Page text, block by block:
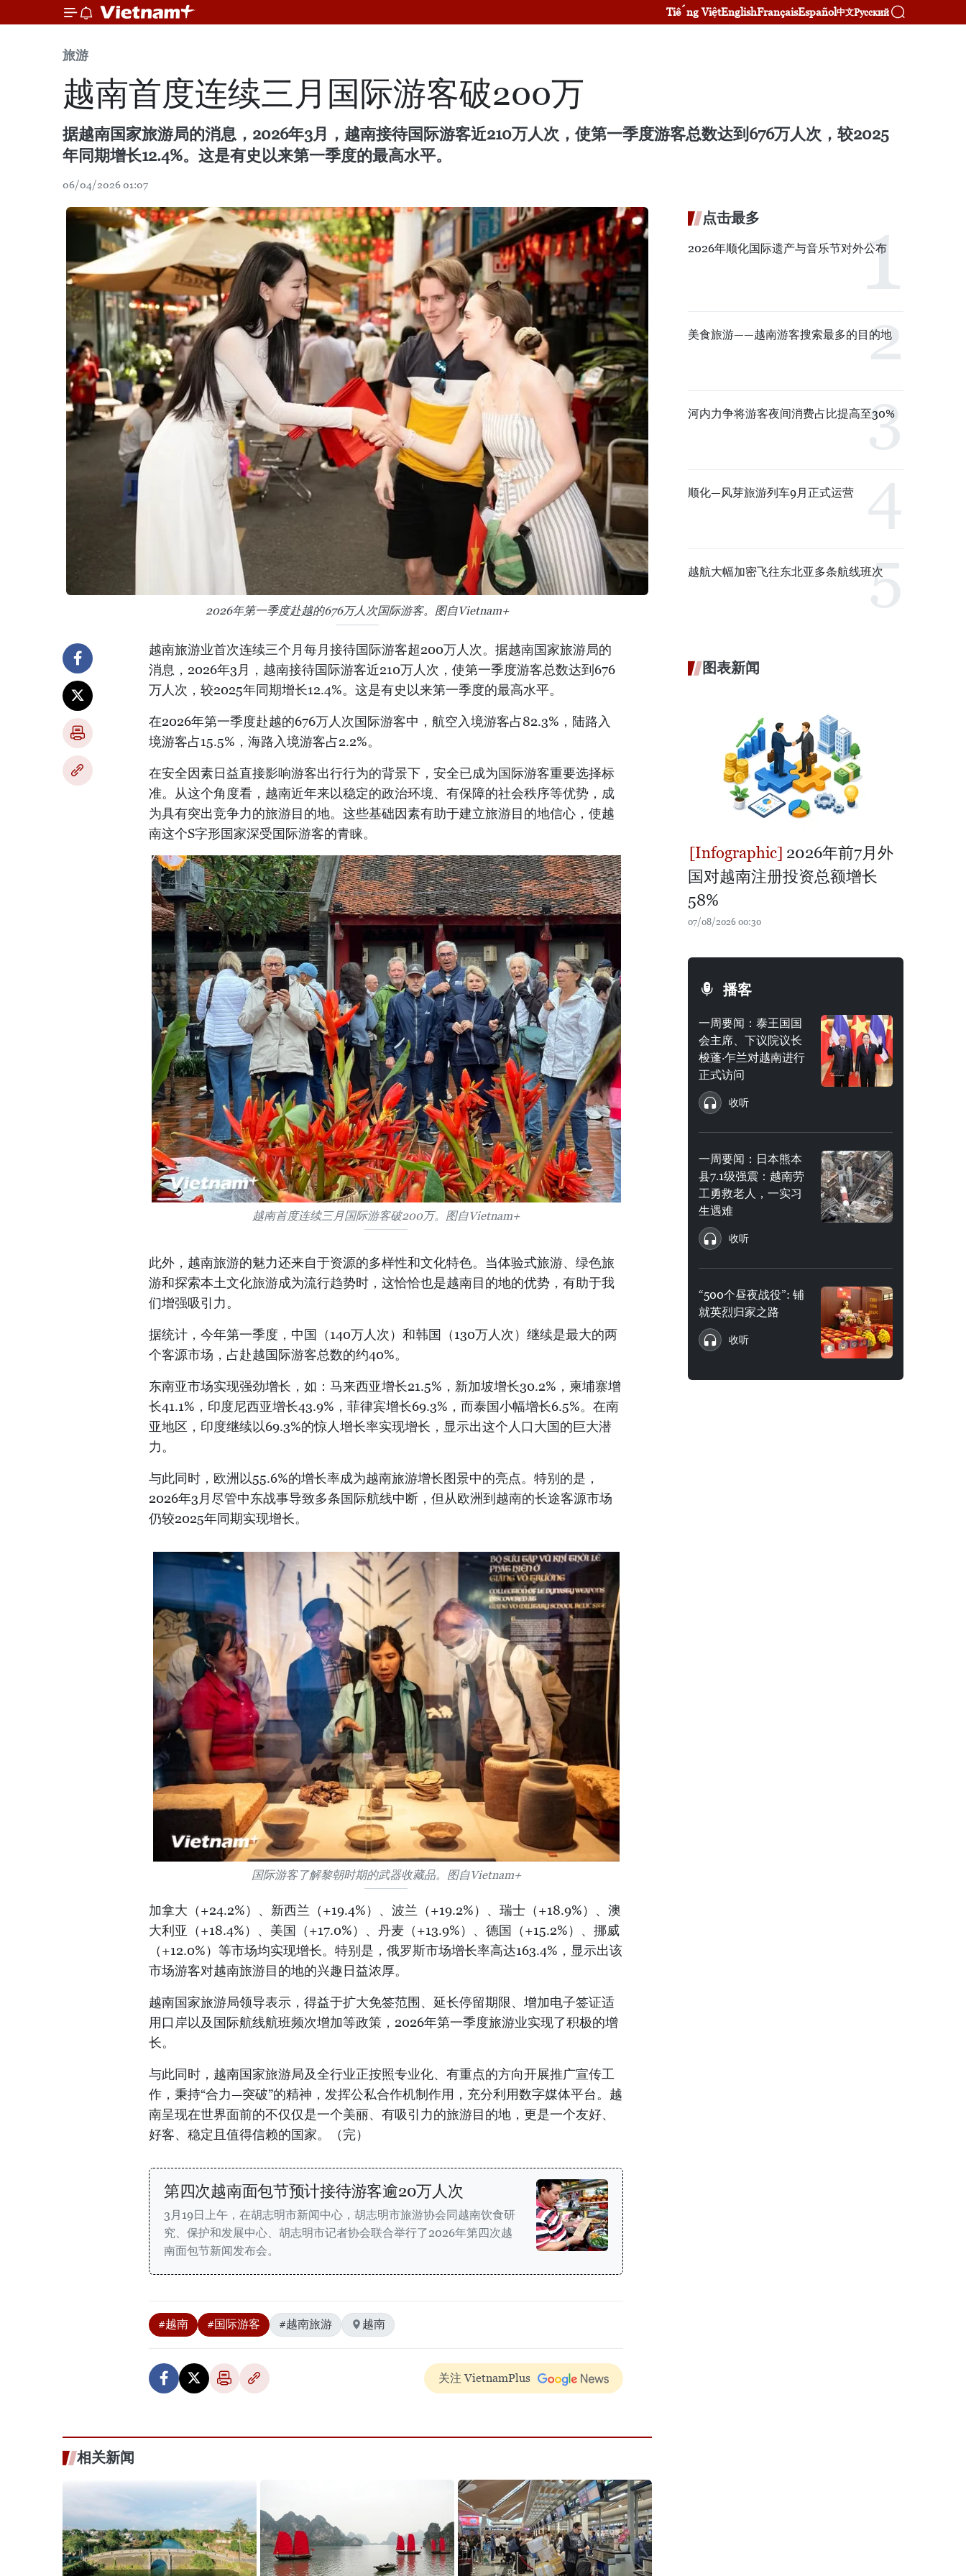
Tiếng ViệtEnglishFrançaisEspañol中文Русский
旅游
越南首度连续三月国际游客破200万
据越南国家旅游局的消息，2026年3月，越南接待国际游客近210万人次，使第一季度游客总数达到676万人次，较2025
年同期增长12.4%。这是有史以来第一季度的最高水平。
06/04/2026 01:07
2026年第一季度赴越的676万人次国际游客。图自Vietnam+
越南旅游业首次连续三个月每月接待国际游客超200万人次。据越南国家旅游局的
消息，2026年3月，越南接待国际游客近210万人次，使第一季度游客总数达到676
万人次，较2025年同期增长12.4%。这是有史以来第一季度的最高水平。
在2026年第一季度赴越的676万人次国际游客中，航空入境游客占82.3%，陆路入
境游客占15.5%，海路入境游客占2.2%。
在安全因素日益直接影响游客出行行为的背景下，安全已成为国际游客重要选择标
准。从这个角度看，越南近年来以稳定的政治环境、有保障的社会秩序等优势，成
为具有突出竞争力的旅游目的地。这些基础因素有助于建立旅游目的地信心，使越
南这个S字形国家深受国际游客的青睐。
越南首度连续三月国际游客破200万。图自Vietnam+
此外，越南旅游的魅力还来自于资源的多样性和文化特色。当体验式旅游、绿色旅
游和探索本土文化旅游成为流行趋势时，这恰恰也是越南目的地的优势，有助于我
们增强吸引力。
据统计，今年第一季度，中国（140万人次）和韩国（130万人次）继续是最大的两
个客源市场，占赴越国际游客总数的约40%。
东南亚市场实现强劲增长，如：马来西亚增长21.5%，新加坡增长30.2%，柬埔寨增
长41.1%，印度尼西亚增长43.9%，菲律宾增长69.3%，而泰国小幅增长6.5%。在南
亚地区，印度继续以69.3%的惊人增长率实现增长，显示出这个人口大国的巨大潜
力。
与此同时，欧洲以55.6%的增长率成为越南旅游增长图景中的亮点。特别的是，
2026年3月尽管中东战事导致多条国际航线中断，但从欧洲到越南的长途客源市场
仍较2025年同期实现增长。
国际游客了解黎朝时期的武器收藏品。图自Vietnam+
加拿大（+24.2%）、新西兰（+19.4%）、波兰（+19.2%）、瑞士（+18.9%）、澳
大利亚（+18.4%）、美国（+17.0%）、丹麦（+13.9%）、德国（+15.2%）、挪威
（+12.0%）等市场均实现增长。特别是，俄罗斯市场增长率高达163.4%，显示出该
市场游客对越南旅游目的地的兴趣日益浓厚。
越南国家旅游局领导表示，得益于扩大免签范围、延长停留期限、增加电子签证适
用口岸以及国际航线航班频次增加等政策，2026年第一季度旅游业实现了积极的增
长。
与此同时，越南国家旅游局及全行业正按照专业化、有重点的方向开展推广宣传工
作，秉持“合力—突破”的精神，发挥公私合作机制作用，充分利用数字媒体平台。越
南呈现在世界面前的不仅仅是一个美丽、有吸引力的旅游目的地，更是一个友好、
好客、稳定且值得信赖的国家。（完）
第四次越南面包节预计接待游客逾20万人次
3月19日上午，在胡志明市新闻中心，胡志明市旅游协会同越南饮食研
究、保护和发展中心、胡志明市记者协会联合举行了2026年第四次越
南面包节新闻发布会。
#越南 #国际游客 #越南旅游 越南
关注 VietnamPlus
相关新闻
点击最多
2026年顺化国际遗产与音乐节对外公布
美食旅游——越南游客搜索最多的目的地
河内力争将游客夜间消费占比提高至30%
顺化—风芽旅游列车9月正式运营
越航大幅加密飞往东北亚多条航线班次
图表新闻
2026年前7月外
国对越南注册投资总额增长
58%
07/08/2026 00:30
播客
一周要闻：泰王国国
会主席、下议院议长
梭蓬·乍兰对越南进行
正式访问
收听
一周要闻：日本熊本
县7.1级强震：越南劳
工勇救老人，一实习
生遇难
收听
“500个昼夜战役”: 铺
就英烈归家之路
收听